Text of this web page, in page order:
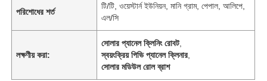
পরিশোধের শর্ত
টি/টি, ওয়েস্টার্ন ইউনিয়ন, মানি গ্রাম, পেপাল, আলিপে,
এল/সি
লক্ষণীয় করা:
সোলার প্যানেল ক্লিনিং রোবট,
স্বয়ংক্রিয় পিভি প্যানেল ক্লিনার,
সোলার মডিউল রোল ব্রাশ